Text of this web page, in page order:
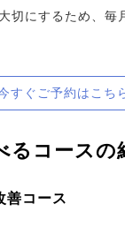
切にするため、毎
すぐご予約はこち
るコースの
善コース